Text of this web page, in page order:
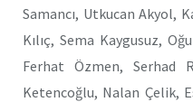
Samancı, Utkucan Akyol,
Kılıç, Sema Kaygusuz,
Ferhat Özmen, Serhad
Ketencoğlu, Nalan Çelik,